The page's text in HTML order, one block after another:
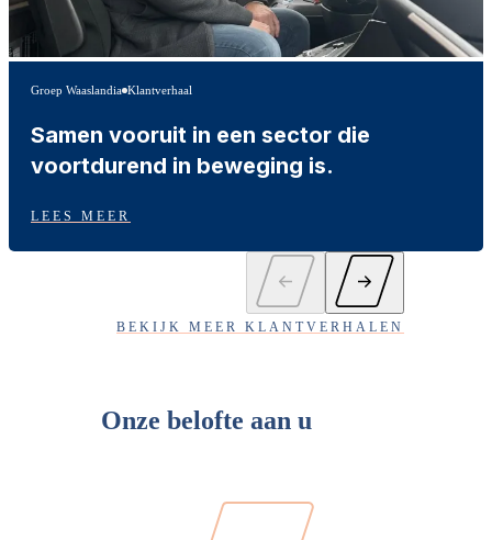
Groep Waaslandia Klantverhaal
Samen vooruit in een sector die
voortdurend in beweging is.
LEES MEER
BEKIJK MEER KLANTVERHALEN
Onze belofte aan u